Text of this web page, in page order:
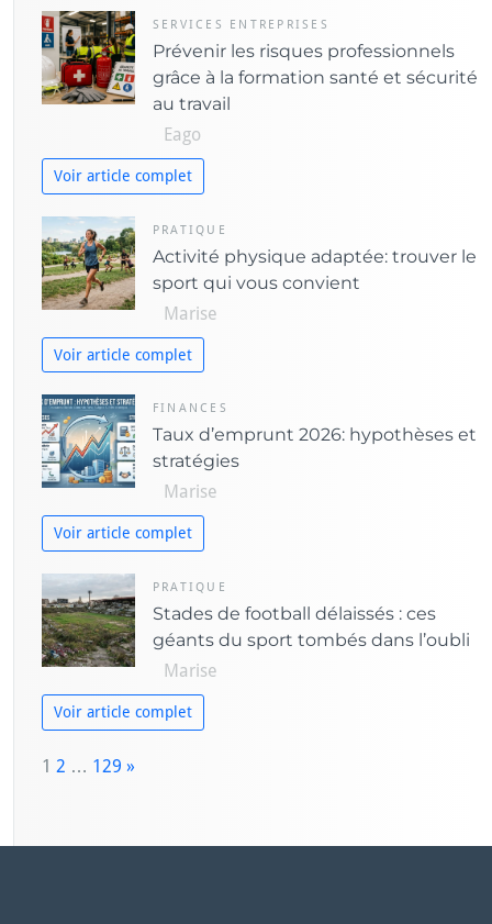
o
r
i
e
SERVICES ENTREPRISES
Prévenir les risques professionnels
grâce à la formation santé et sécurité
au travail
Eago
Voir article complet
PRATIQUE
Activité physique adaptée: trouver le
sport qui vous convient
Marise
Voir article complet
FINANCES
Taux d’emprunt 2026: hypothèses et
stratégies
Marise
Voir article complet
PRATIQUE
Stades de football délaissés : ces
géants du sport tombés dans l’oubli
Marise
Voir article complet
P
e:
1 2 … 129
x
»